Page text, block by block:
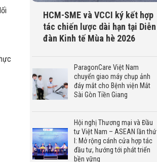
HCM-SME và VCCI ký kết hợp
tác chiến lược dài hạn tại Diễn
đàn Kinh tế Mùa hè 2026
ParagonCare Việt Nam
chuyển giao máy chụp ảnh
đáy mắt cho Bệnh viện Mắt
Sài Gòn Tiền Giang
Hội nghị Thương mại và Đầu
tư Việt Nam – ASEAN lần thứ
I: Mở rộng cánh cửa hợp tác
đầu tư, hướng tới phát triển
bền vững